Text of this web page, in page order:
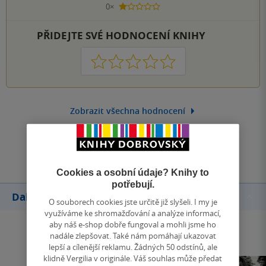
0×
1 hvezdička
PŘIDEJTE SVÉ HODNOCENÍ KNIHY
1 2 3 4 5
Zobrazit všechna hodnocení
Přidat hodnocení
Další knihy autora
Cookies a osobní údaje? Knihy to
potřebují.
O souborech cookies jste určitě již slyšeli. I my je
využíváme ke shromažďování a analýze informací,
aby náš e-shop dobře fungoval a mohli jsme ho
nadále zlepšovat. Také nám pomáhají ukazovat
lepší a cílenější reklamu. Žádných 50 odstínů, ale
klidně Vergilia v originále. Váš souhlas může předat